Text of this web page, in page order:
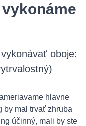
oboje:
hlavne
by mal trvať zhruba
účinný, mali by ste